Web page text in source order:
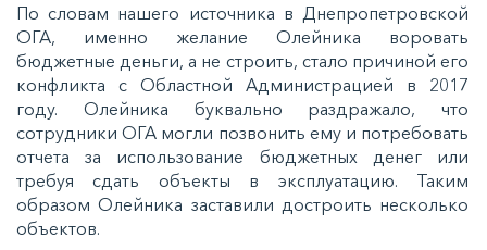
По словам нашего источника в Днепропетровской
ОГА, именно желание Олейника воровать
бюджетные деньги, а не строить, стало причиной его
конфликта с Областной Администрацией в 2017
году. Олейника буквально раздражало, что
сотрудники ОГА могли позвонить ему и потребовать
отчета за использование бюджетных денег или
требуя сдать объекты в эксплуатацию. Таким
образом Олейника заставили достроить несколько
объектов.